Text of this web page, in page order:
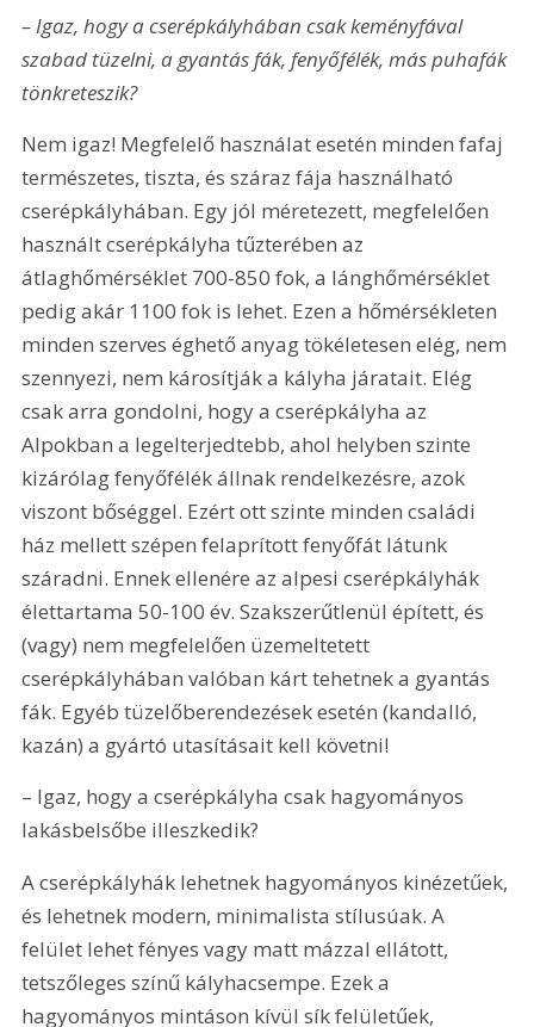
– Igaz, hogy a cserépkályhában csak keményfával
szabad tüzelni, a gyantás fák, fenyőfélék, más puhafák
tönkreteszik?
Nem igaz! Megfelelő használat esetén minden fafaj
természetes, tiszta, és száraz fája használható
cserépkályhában. Egy jól méretezett, megfelelően
használt cserépkályha tűzterében az
átlaghőmérséklet 700-850 fok, a lánghőmérséklet
pedig akár 1100 fok is lehet. Ezen a hőmérsékleten
minden szerves éghető anyag tökéletesen elég, nem
szennyezi, nem károsítják a kályha járatait. Elég
csak arra gondolni, hogy a cserépkályha az
Alpokban a legelterjedtebb, ahol helyben szinte
kizárólag fenyőfélék állnak rendelkezésre, azok
viszont bőséggel. Ezért ott szinte minden családi
ház mellett szépen felaprított fenyőfát látunk
száradni. Ennek ellenére az alpesi cserépkályhák
élettartama 50-100 év. Szakszerűtlenül épített, és
(vagy) nem megfelelően üzemeltetett
cserépkályhában valóban kárt tehetnek a gyantás
fák. Egyéb tüzelőberendezések esetén (kandalló,
kazán) a gyártó utasításait kell követni!
– Igaz, hogy a cserépkályha csak hagyományos
lakásbelsőbe illeszkedik?
A cserépkályhák lehetnek hagyományos kinézetűek,
és lehetnek modern, minimalista stílusúak. A
felület lehet fényes vagy matt mázzal ellátott,
tetszőleges színű kályhacsempe. Ezek a
hagyományos mintáson kívül sík felületűek,